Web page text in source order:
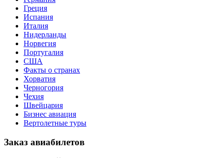
Греция
Испания
Италия
Нидерланды
Норвегия
Португалия
США
Факты о странах
Хорватия
Черногория
Чехия
Швейцария
Бизнес авиация
Вертолетные туры
Заказ авиабилетов